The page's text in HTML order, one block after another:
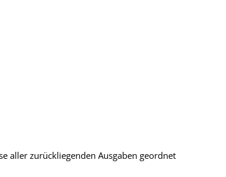
aller zurückliegenden Ausgaben geordnet